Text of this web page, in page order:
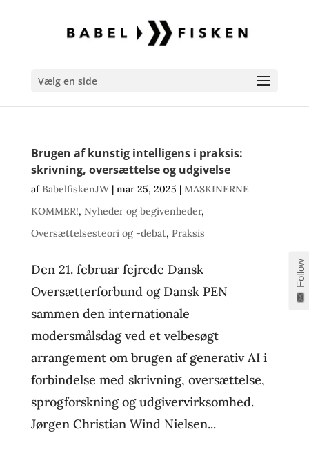
Vælg en side
Brugen af kunstig intelligens i praksis:
skrivning, oversættelse og udgivelse
afBabelfiskenJW| mar 25, 2025 | MASKINERNE
KOMMER!, Nyheder og begivenheder,
Oversættelsesteori og -debat, Praksis
Den 21. februar fejrede Dansk
Oversætterforbund og Dansk PEN
sammen den internationale
modersmålsdag ved et velbesøgt
arrangement om brugen af generativ AI i
forbindelse med skrivning, oversættelse,
sprogforskning og udgivervirksomhed.
Jørgen Christian Wind Nielsen...
Follow